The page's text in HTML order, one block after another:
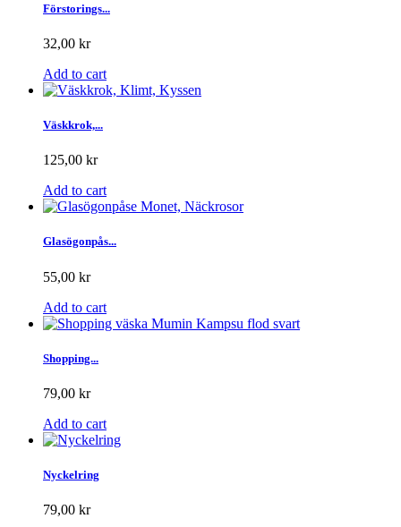
Förstorings...
32,00 kr
Add to cart
Väskkrok,...
125,00 kr
Add to cart
Glasögonpås...
55,00 kr
Add to cart
Shopping...
79,00 kr
Add to cart
Nyckelring
79,00 kr